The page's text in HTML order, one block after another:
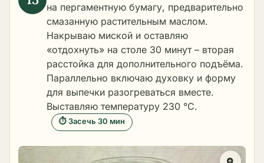
на пергаментную бумагу, предварительно
смазанную растительным маслом.
Накрываю миской и оставляю
«отдохнуть» на столе 30 минут – вторая
расстойка для дополнительного подъёма.
Параллельно включаю духовку и форму
для выпечки разогреваться вместе.
Выставляю температуру 230 °C.
⏱ Засечь 30 мин